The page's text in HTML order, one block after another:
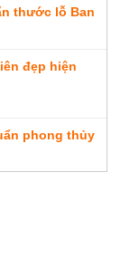
thước lỗ Ban
đẹp hiện
phong thủy